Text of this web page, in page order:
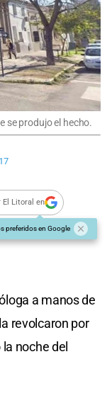
se produjo el hecho.
El Litoral en
preferidos en Google
a manos de
revolcaron por
noche del